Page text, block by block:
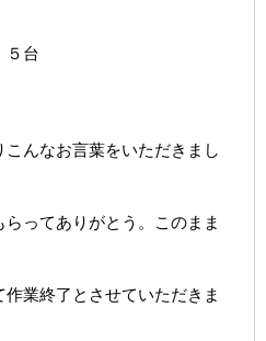
５台
んなお言葉をいただきまし
らってありがとう。このまま
業終了とさせていただきま